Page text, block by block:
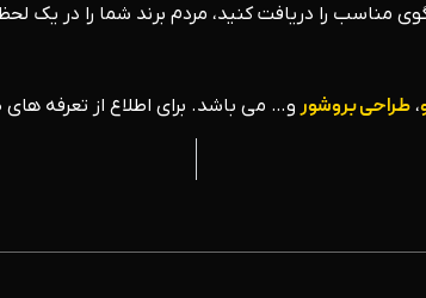
مناسب را دریافت کنید، مردم برند شما را در
، طراحی بروشور و… می باشد. برای اطلاع از تعرفه